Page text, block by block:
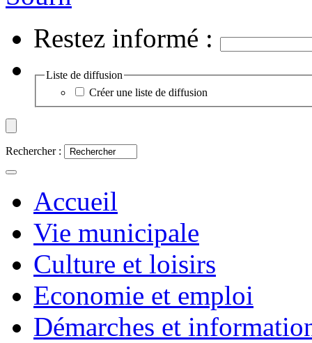
Restez informé :
Liste de diffusion
Créer une liste de diffusion
Rechercher :
Accueil
Vie municipale
Culture et loisirs
Economie et emploi
Démarches et